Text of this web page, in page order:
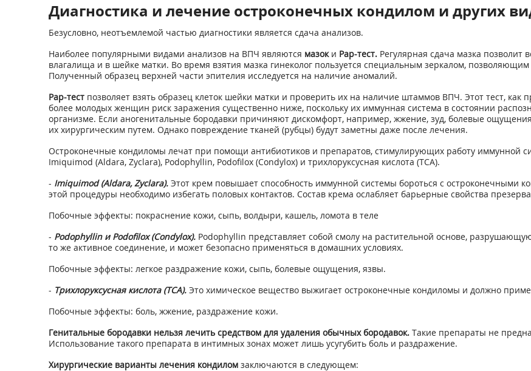
Диагностика и лечение остроконечных кондилом и других
Безусловно, неотъемлемой частью диагностики является сдача анализов.
Наиболее популярными видами анализов на ВПЧ являются мазоки Pap-тест.Регулярная сдача мазка позволит
влагалища и в шейке матки. Во время взятия мазка гинеколог пользуется специальным зеркалом,
Полученный образец верхней части эпителия исследуется на наличие аномалий.
Рар-тестпозволяет взять образец клеток шейки матки и проверить их на наличие штаммов ВПЧ. Этот тест, как
более молодых женщин риск заражения существенно ниже, поскольку их иммунная система в состоянии
организме. Если аногенитальные бородавки причиняют дискомфорт, например, жжение, зуд, болевые
их хирургическим путем. Однако повреждение тканей (рубцы) будут заметны даже после лечения.
Остроконечные кондиломы лечат при помощи антибиотиков и препаратов, стимулирующих работу иммунной
Imiquimod (Aldara, Zyclara), Podophyllin, Podofilox (Condylox) и трихлоруксусная кислота (ТСА).
- Imiquimod (Aldara, Zyclara).Этот крем повышает способность иммунной системы бороться с остроконечными
этой процедуры необходимо избегать половых контактов. Состав крема ослабляет барьерные свойства
Побочные эффекты: покраснение кожи, сыпь, волдыри, кашель, ломота в теле
- Podophyllin и Podofilox (Condylox).Podophyllin представляет собой смолу на растительной основе,
то же активное соединение, и может безопасно применяться в домашних условиях.
Побочные эффекты: легкое раздражение кожи, сыпь, болевые ощущения, язвы.
- Трихлоруксусная кислота (ТСА).Это химическое вещество выжигает остроконечные кондиломы и должно
Побочные эффекты: боль, жжение, раздражение кожи.
Генитальные бородавки нельзя лечить средством для удаления обычных бородавок.Такие препараты не
Использование такого препарата в интимных зонах может лишь усугубить боль и раздражение.
Хирургические варианты лечения кондиломзаключаются в следующем: